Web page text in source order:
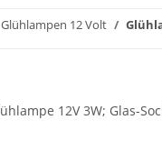
Glühlampen 12 Volt